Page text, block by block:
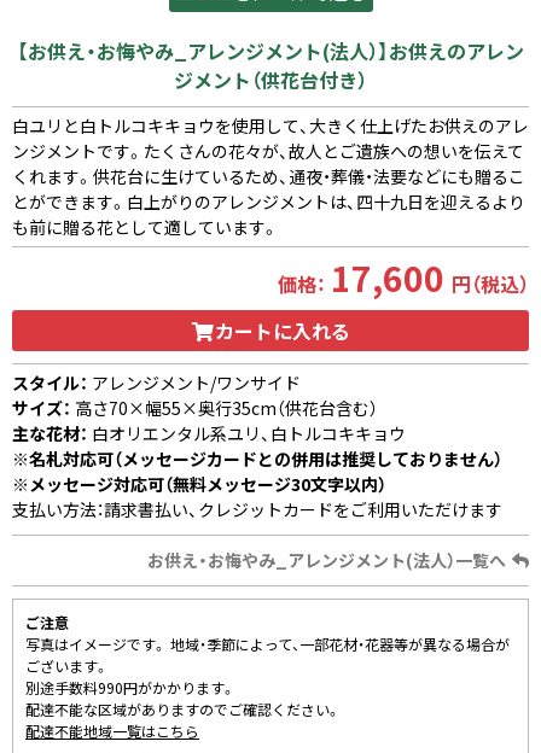
【お供え・お悔やみ_アレンジメント(法人）】お供えのアレン
ジメント（供花台付き）
白ユリと白トルコキキョウを使用して、大きく仕上げたお供えのアレ
ンジメントです。たくさんの花々が、故人とご遺族への想いを伝えて
くれます。供花台に生けているため、通夜・葬儀・法要などにも贈るこ
とができます。白上がりのアレンジメントは、四十九日を迎えるより
も前に贈る花として適しています。
価格： 17,600 円（税込）
カートに入れる
スタイル： アレンジメント/ワンサイド
サイズ： 高さ70×幅55×奥行35cm（供花台含む）
主な花材： 白オリエンタル系ユリ、白トルコキキョウ
※名札対応可（メッセージカードとの併用は推奨しておりません）
※メッセージ対応可（無料メッセージ30文字以内）
支払い方法：請求書払い、クレジットカードをご利用いただけます
お供え・お悔やみ_アレンジメント(法人）一覧へ
ご注意
写真はイメージです。 地域・季節によって、一部花材・花器等が異なる場合が
ございます。
別途手数料990円がかかります。
配達不能な区域がありますのでご確認ください。
配達不能地域一覧はこちら